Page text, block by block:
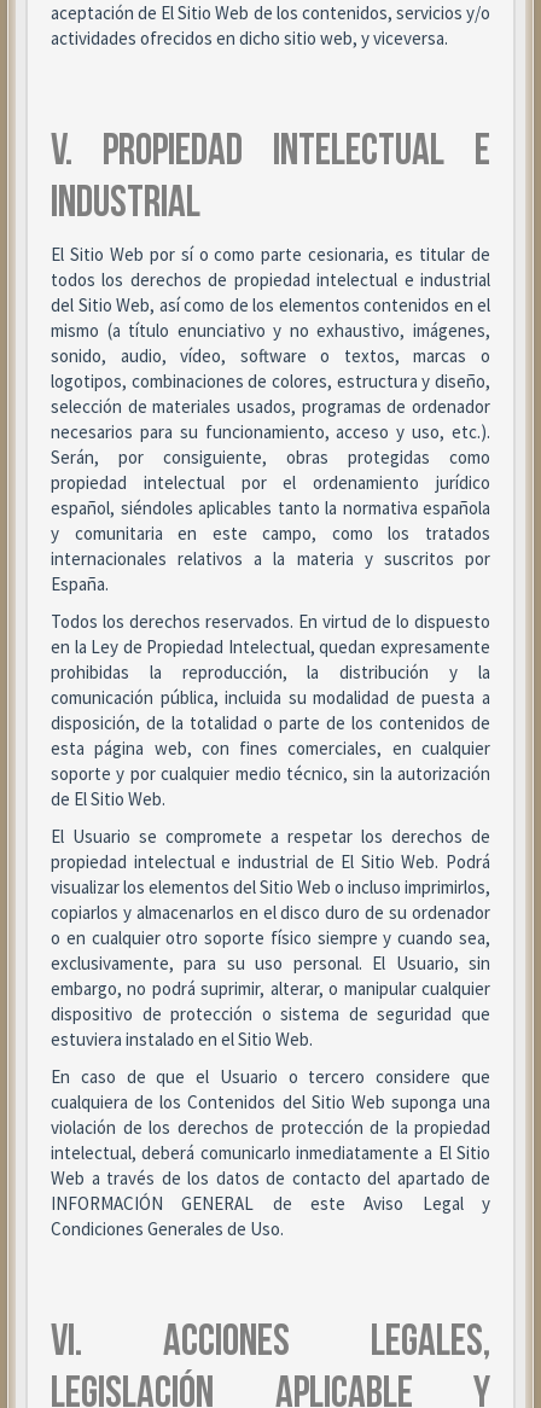
aceptación de El Sitio Web de los contenidos, servicios y/o
actividades ofrecidos en dicho sitio web, y viceversa.
V. PROPIEDAD INTELECTUAL E
INDUSTRIAL
El Sitio Web por sí o como parte cesionaria, es titular de
todos los derechos de propiedad intelectual e industrial
del Sitio Web, así como de los elementos contenidos en el
mismo (a título enunciativo y no exhaustivo, imágenes,
sonido, audio, vídeo, software o textos, marcas o
logotipos, combinaciones de colores, estructura y diseño,
selección de materiales usados, programas de ordenador
necesarios para su funcionamiento, acceso y uso, etc.).
Serán, por consiguiente, obras protegidas como
propiedad intelectual por el ordenamiento jurídico
español, siéndoles aplicables tanto la normativa española
y comunitaria en este campo, como los tratados
internacionales relativos a la materia y suscritos por
España.
Todos los derechos reservados. En virtud de lo dispuesto
en la Ley de Propiedad Intelectual, quedan expresamente
prohibidas la reproducción, la distribución y la
comunicación pública, incluida su modalidad de puesta a
disposición, de la totalidad o parte de los contenidos de
esta página web, con fines comerciales, en cualquier
soporte y por cualquier medio técnico, sin la autorización
de El Sitio Web.
El Usuario se compromete a respetar los derechos de
propiedad intelectual e industrial de El Sitio Web. Podrá
visualizar los elementos del Sitio Web o incluso imprimirlos,
copiarlos y almacenarlos en el disco duro de su ordenador
o en cualquier otro soporte físico siempre y cuando sea,
exclusivamente, para su uso personal. El Usuario, sin
embargo, no podrá suprimir, alterar, o manipular cualquier
dispositivo de protección o sistema de seguridad que
estuviera instalado en el Sitio Web.
En caso de que el Usuario o tercero considere que
cualquiera de los Contenidos del Sitio Web suponga una
violación de los derechos de protección de la propiedad
intelectual, deberá comunicarlo inmediatamente a El Sitio
Web a través de los datos de contacto del apartado de
INFORMACIÓN GENERAL de este Aviso Legal y
Condiciones Generales de Uso.
VI. ACCIONES LEGALES,
LEGISLACIÓN APLICABLE Y